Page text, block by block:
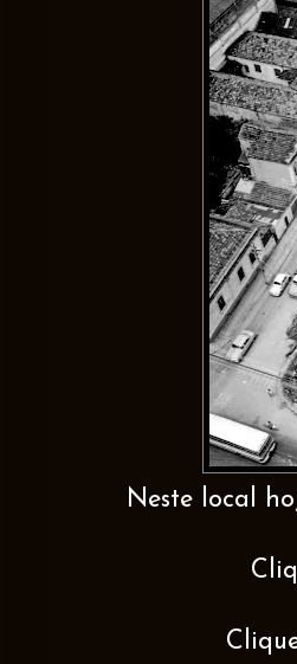
Neste local